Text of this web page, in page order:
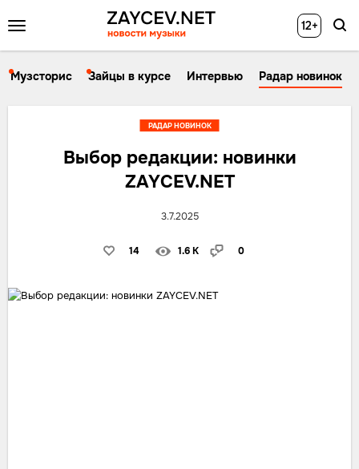
12+
Музсторис Зайцы в курсе Интервью Радар новинок
Выбор редакции: новинки
ZAYCEV.NET
3.7.2025
14 1.6 K 0
РАДАР НОВИНОК